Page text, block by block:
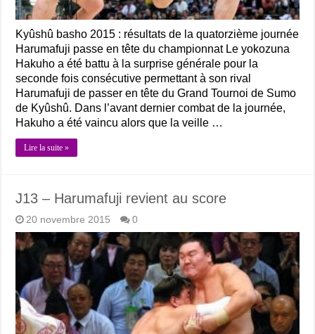
Kyûshû basho 2015 : résultats de la quatorzième journée
Harumafuji passe en tête du championnat Le yokozuna
Hakuho a été battu à la surprise générale pour la
seconde fois consécutive permettant à son rival
Harumafuji de passer en tête du Grand Tournoi de Sumo
de Kyûshû. Dans l’avant dernier combat de la journée,
Hakuho a été vaincu alors que la veille …
Lire la suite »
J13 – Harumafuji revient au score
20 novembre 2015 0